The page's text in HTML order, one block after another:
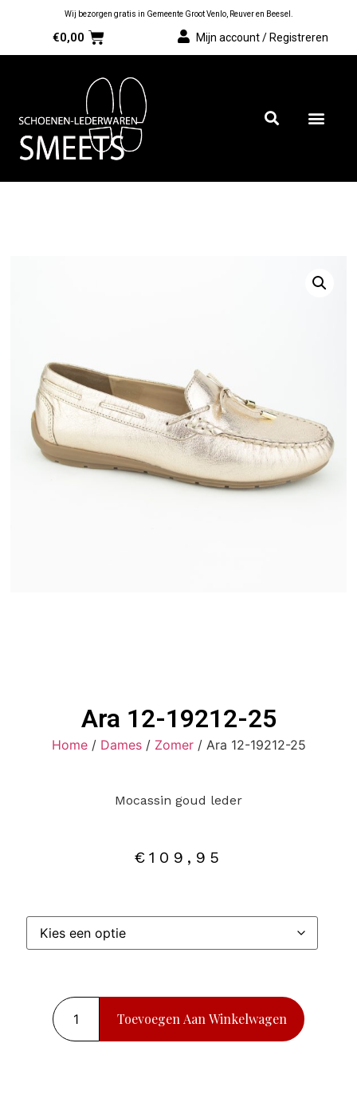
Wij bezorgen gratis in Gemeente Groot Venlo, Reuver en Beesel.
€0,00 Mijn account / Registreren
Ara 12-19212-25
Home/ Dames/ Zomer/ Ara 12-19212-25
Mocassin goud leder
€ 109,95
Toevoegen Aan Winkelwagen